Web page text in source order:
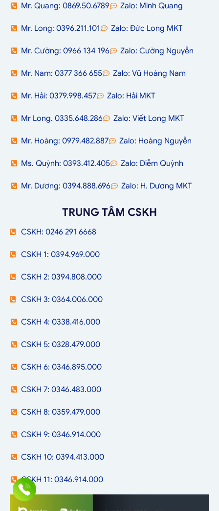
Mr. Quang: 0869.50.6789 Zalo: Minh Quang
Mr. Long: 0396.211.101 Zalo: Đức Long MKT
Mr. Cường: 0966 134 196 Zalo: Cường Nguyễn
Mr. Nam: 0377 366 655 Zalo: Vũ Hoàng Nam
Mr. Hải: 0379.998.457 Zalo: Hải MKT
Mr Long. 0335.648.286 Zalo: Viết Long MKT
Mr. Hoàng: 0979.482.887 Zalo: Hoàng Nguyễn
Ms. Quỳnh: 0393.412.405 Zalo: Diễm Quỳnh
Mr. Dương: 0394.888.696 Zalo: H. Dương MKT
TRUNG TÂM CSKH
CSKH: 0246 291 6668
CSKH 1: 0394.969.000
CSKH 2: 0394.808.000
CSKH 3: 0364.006.000
CSKH 4: 0338.416.000
CSKH 5: 0328.479.000
CSKH 6: 0346.895.000
CSKH 7: 0346.483.000
CSKH 8: 0359.479.000
CSKH 9: 0346.914.000
CSKH 10: 0394.413.000
CSKH 11: 0346.914.000